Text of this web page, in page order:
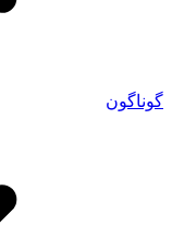
گوناگون